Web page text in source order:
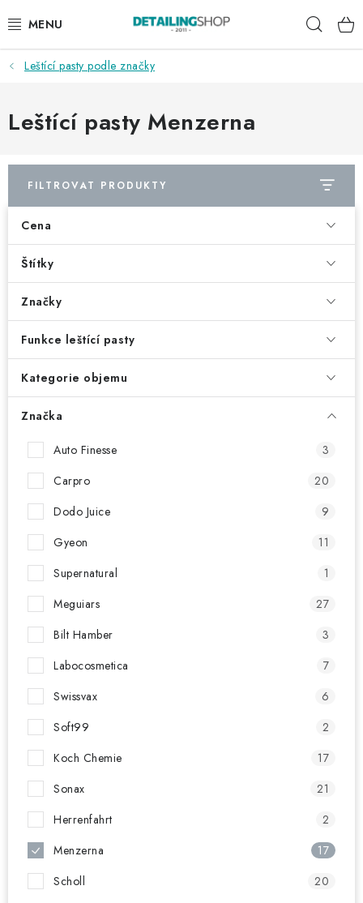
na
AKCE
NOVINKY
DÁRKOVÉ SADY A POUKAZY
ČLÁNKY
NAŠE SLUŽBY
KONTAKTY
PRODÁVANÉ ZNAČKY
BYDLENÍ
Věrnostní program
Podmínky ochrany osobních údajů
Leštící pasty podle značky
Leštící pasty Menzerna
FILTROVAT PRODUKTY
Cena
Štítky
Značky
Funkce leštící pasty
Kategorie objemu
Značka
Auto Finesse
3
Carpro
20
Dodo Juice
9
Gyeon
11
Supernatural
1
Meguiars
27
Bilt Hamber
3
Labocosmetica
7
Swissvax
6
Soft99
2
Koch Chemie
17
Sonax
21
Herrenfahrt
2
Menzerna
17
Scholl
20